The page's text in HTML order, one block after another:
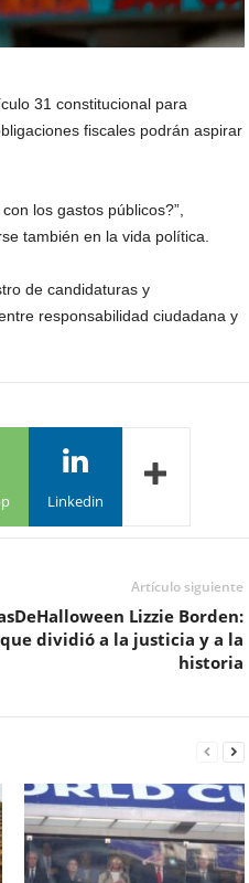
31 constitucional para
fiscales podrán aspirar
los gastos públicos?”,
también en la vida política.
de candidaturas y
responsabilidad ciudadana y
Linkedin
Artículo siguiente
Lizzie Borden:
que dividió a la justicia y a la
historia